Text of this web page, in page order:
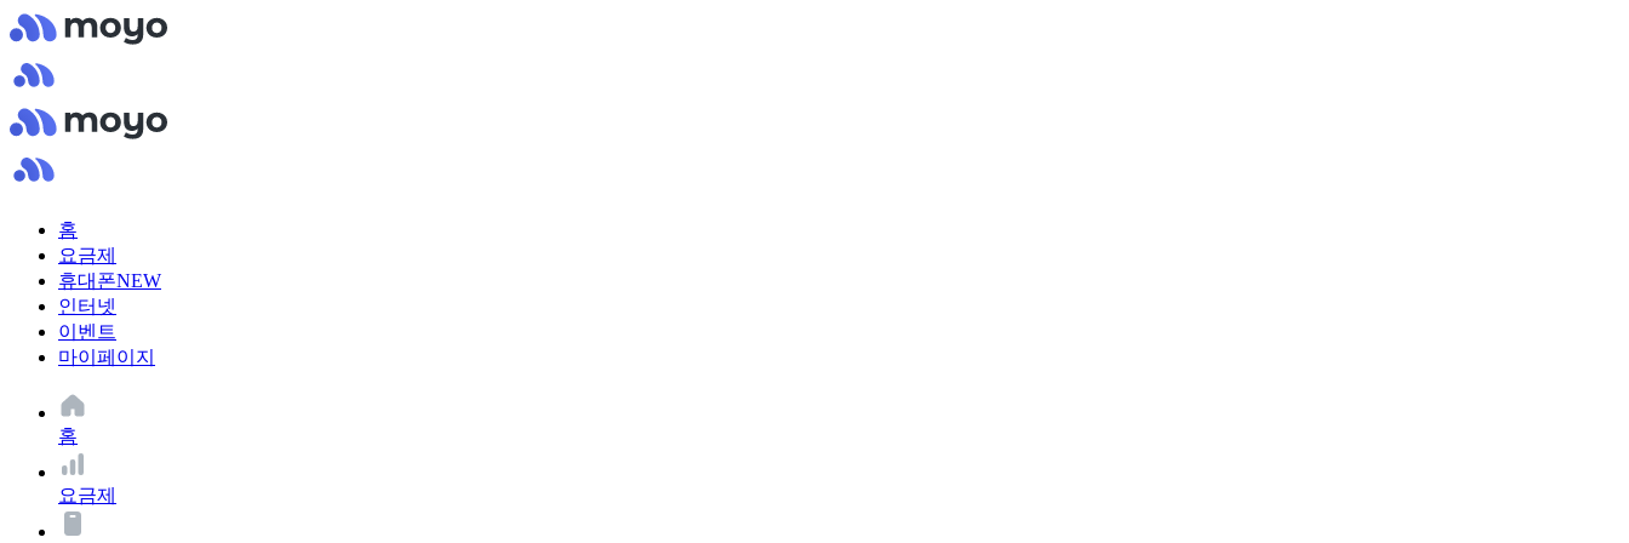
홈
요금제
휴대폰NEW
인터넷
이벤트
마이페이지
홈
요금제